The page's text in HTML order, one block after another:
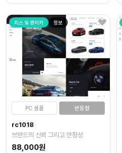
정보
리스 및 렌터카
PC 샘플 반응형
rc1018
브랜드의 신뢰 그리고 안정성
88,000원